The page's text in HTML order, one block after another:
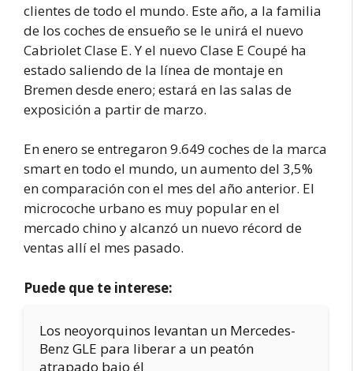
clientes de todo el mundo. Este año, a la familia
de los coches de ensueño se le unirá el nuevo
Cabriolet Clase E. Y el nuevo Clase E Coupé ha
estado saliendo de la línea de montaje en
Bremen desde enero; estará en las salas de
exposición a partir de marzo.
En enero se entregaron 9.649 coches de la marca
smart en todo el mundo, un aumento del 3,5%
en comparación con el mes del año anterior. El
microcoche urbano es muy popular en el
mercado chino y alcanzó un nuevo récord de
ventas allí el mes pasado.
Puede que te interese:
Los neoyorquinos levantan un Mercedes-
Benz GLE para liberar a un peatón
atrapado bajo él